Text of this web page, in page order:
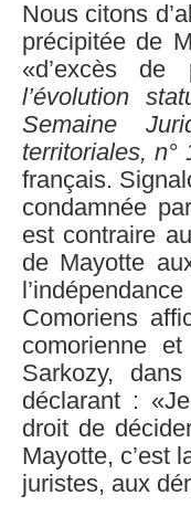
Nous citons
précipitée de
«d’excès de
l’évolution
Semaine
territoriales, n°
français.
condamnée
est contraire
de Mayotte
Comoriens
comorienne
Sarkozy,
déclarant :
droit de
Mayotte, c’est
juristes, aux